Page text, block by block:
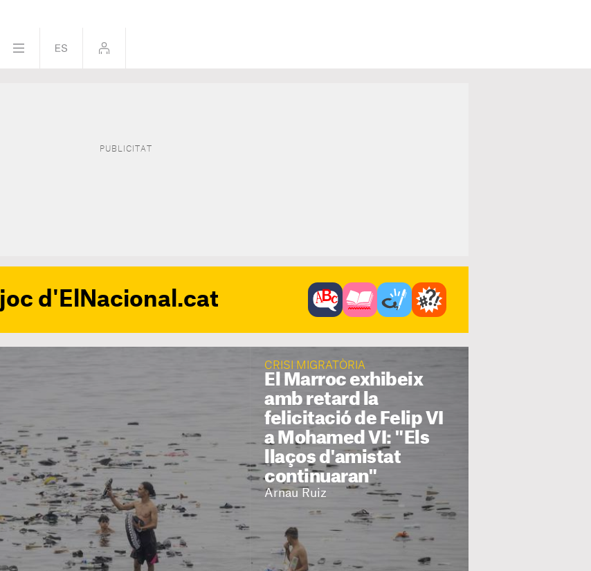
joc d'ElNacional.cat
CRISI MIGRATÒRIA
El Marroc exhibeix
amb retard la
felicitació de Felip VI
a Mohamed VI: "Els
llaços d'amistat
continuaran"
Arnau Ruiz